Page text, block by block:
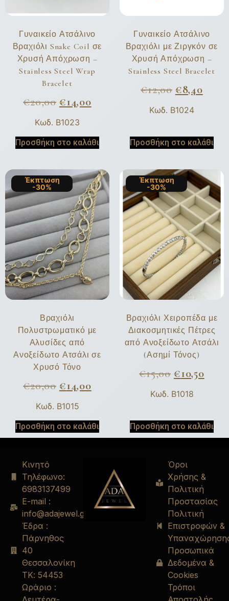
Γυναικείο Ατσάλινο
Βραχιόλι Snake Coil σε
Χρυσή Απόχρωση –
Stainless Steel Wrap
Bracelet
€20,00 €14,00
Κωδ. B1023
Προσθήκη στο καλάθι
Γυναικείο Ατσάλινο
Βραχιόλι με Ζιργκόν σε
Χρυσή Απόχρωση –
Stainless Steel Bracelet
€12,00 €8,40
Κωδ. B1024
Προσθήκη στο καλάθι
Έκπτωση
-30%
Βραχιόλι
Πολυστρωματικό με
Αλυσίδες από
Ανοξείδωτο Ατσάλι σε
Χρυσό Τόνο
€20,00 €14,00
Κωδ. B1015
Προσθήκη στο καλάθι
Έκπτωση
-30%
Βραχιόλι Χειροπέδα με
Διακοσμητικές Πέτρες
από Ανοξείδωτο Ατσάλι
(Ασημί Τόνος)
€15,00 €10,50
Κωδ. B1018
Προσθήκη στο καλάθι
Κινητό
Τηλέφωνο:
6983137499
E-mail :
info@adajewel.gr
Έδρα :
Πάρνηθος
40
Θεσσαλονίκη
ΤΚ: 54453
Ωράριο :
Όροι
Χρήσης &
Πολιτική
Προστασίας
Πολιτική
Επιστροφών &
Προσωπικά
Δεδομένα &
Cookies
Τρόποι